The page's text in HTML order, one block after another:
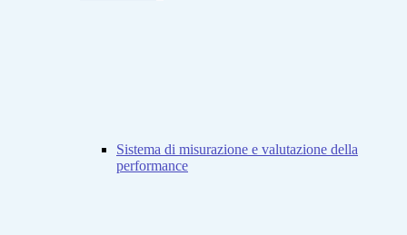
Sistema di misurazione e valutazione della
performance